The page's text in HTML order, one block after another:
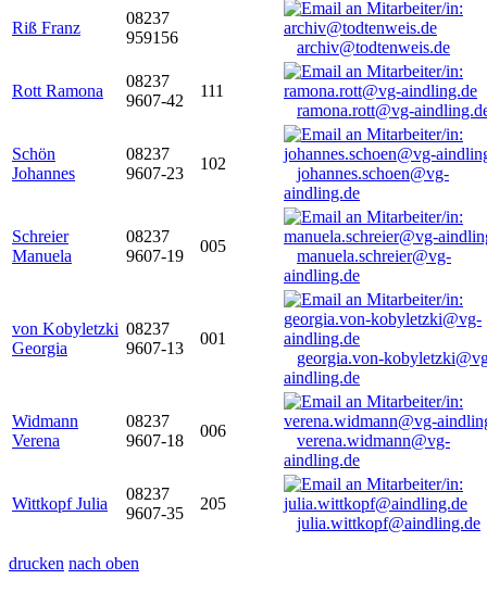
Riß Franz
08237
959156
archiv@todtenweis.de
Rott Ramona
08237
9607-42
111
ramona.rott@vg-
Schön
Johannes
08237
9607-23
102
johannes.schoen@vg-
aindling.de
Schreier
Manuela
08237
9607-19
005
manuela.schreier@vg-
aindling.de
von Kobyletzki
Georgia
08237
9607-13
001
georgia.von-
aindling.de
Widmann
Verena
08237
9607-18
006
verena.widmann@vg-
aindling.de
Wittkopf Julia
08237
9607-35
205
julia.wittkopf@aindling.de
drucken nach oben